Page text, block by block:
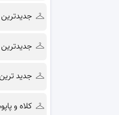
جدیدترین
جدید ترین
کلاه و